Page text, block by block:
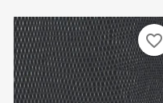
favorite_border